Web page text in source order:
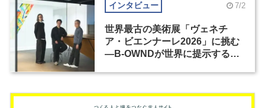
インタビュー 7/2
世界最古の美術展「ヴェネチ
ア・ビエンナーレ2026」に挑む
―B-OWNDが世界に提示する美